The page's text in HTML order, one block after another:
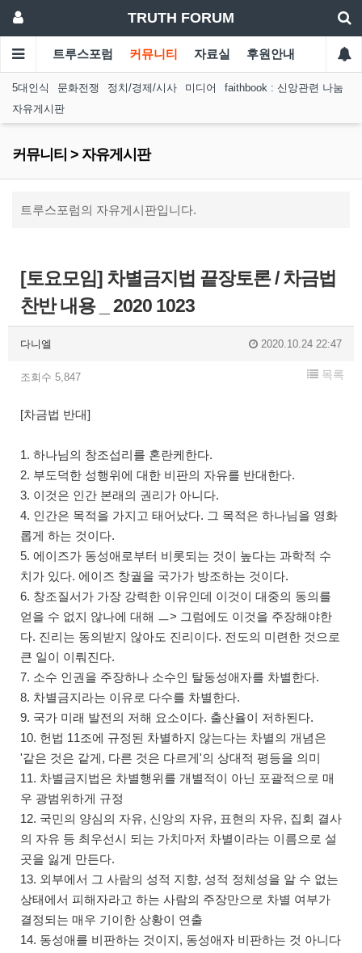
TRUTH FORUM
트루스포럼 커뮤니티 자료실 후원안내
5대인식 문화전쟁 정치/경제/시사 미디어
faithbook : 신앙관련 나눔
자유게시판
커뮤니티 > 자유게시판
트루스포럼의 자유게시판입니다.
[토요모임] 차별금지법 끝장토론 / 차금법
찬반 내용 _ 2020 1023
다니엘 2020.10.24 22:47
조회수 5,847 목록
[차금법 반대]
1. 하나님의 창조섭리를 혼란케한다.
2. 부도덕한 성행위에 대한 비판의 자유를 반대한다.
3. 이것은 인간 본래의 권리가 아니다.
4. 인간은 목적을 가지고 태어났다. 그 목적은 하나님을 영화
롭게 하는 것이다.
5. 에이즈가 동성애로부터 비롯되는 것이 높다는 과학적 수
치가 있다. 에이즈 창궐을 국가가 방조하는 것이다.
6. 창조질서가 가장 강력한 이유인데 이것이 대중의 동의를
얻을 수 없지 않나에 대해 ㅡ> 그럼에도 이것을 주장해야한
다. 진리는 동의받지 않아도 진리이다. 전도의 미련한 것으로
큰 일이 이뤄진다.
7. 소수 인권을 주장하나 소수인 탈동성애자를 차별한다.
8. 차별금지라는 이유로 다수를 차별한다.
9. 국가 미래 발전의 저해 요소이다. 출산율이 저하된다.
10. 헌법 11조에 규정된 차별하지 않는다는 차별의 개념은
'같은 것은 같게, 다른 것은 다르게'의 상대적 평등을 의미
11. 차별금지법은 차별행위를 개별적이 아닌 포괄적으로 매
우 광범위하게 규정
12. 국민의 양심의 자유, 신앙의 자유, 표현의 자유, 집회 결사
의 자유 등 최우선시 되는 가치마저 차별이라는 이름으로 설
곳을 잃게 만든다.
13. 외부에서 그 사람의 성적 지향, 성적 정체성을 알 수 없는
상태에서 피해자라고 하는 사람의 주장만으로 차별 여부가
결정되는 매우 기이한 상황이 연출
14. 동성애를 비판하는 것이지, 동성애자 비판하는 것 아니다